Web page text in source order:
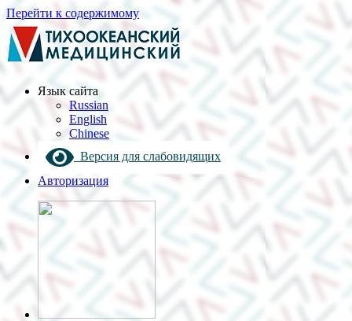
Перейти к содержимому
Язык cайта
Russian
English
Chinese
Версия для слабовидящих
Авторизация